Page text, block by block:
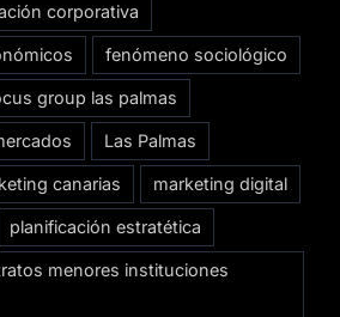
corporativa
fenómeno sociológico
group las palmas
Las Palmas
canarias marketing digital
planificación estratética
menores instituciones